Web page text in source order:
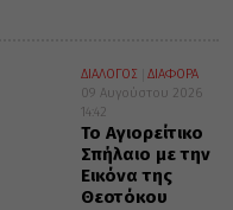
ΔΙΑΛΟΓΟΣ
ΔΙΑΦΟΡΑ
09 Αυγούστου 2026
14:42
Το Αγιορείτικο
Σπήλαιο με την
Εικόνα της
Θεοτόκου